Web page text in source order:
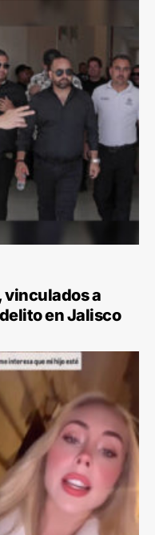
vinculados a
en Jalisco